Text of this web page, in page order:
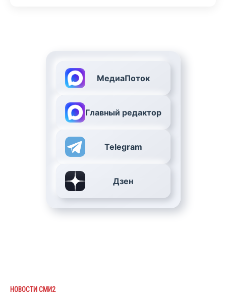
МедиаПоток
Главный редактор
Telegram
Дзен
НОВОСТИ СМИ2